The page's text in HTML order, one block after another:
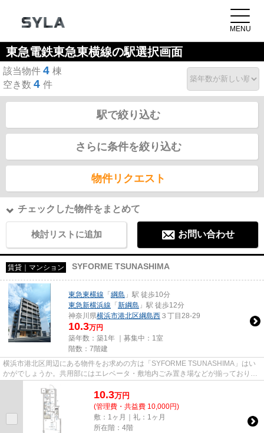
東急電鉄東急東横線の駅選択画面
該当物件 4 棟
空き数 4 件
駅で絞り込む
さらに条件を絞り込む
物件リクエスト
チェックした物件をまとめて
検討リストに追加 お問い合わせ
賃貸｜マンション SYFORME TSUNASHIMA
東急東横線 「 綱島 」駅 徒歩10分
東急新横浜線 「 新綱島 」駅 徒歩12分
神奈川県横浜市港北区綱島西 ３丁目28-29
10.3万円
築年数：築1年 ｜募集中： 1室
階数：7階建
横浜市港北区周辺にある物件をお求めの方は「SYFORME TSUNASHIMA」はい
かがでしょうか。共用部にはエレベータ・敷地内ごみ置き場などが揃っておりま
す。こちらはマンションタイプにな...
10.3万円
(管理費・共益費 10,000円)
敷：1ヶ月｜礼：1ヶ月
所在階：4階